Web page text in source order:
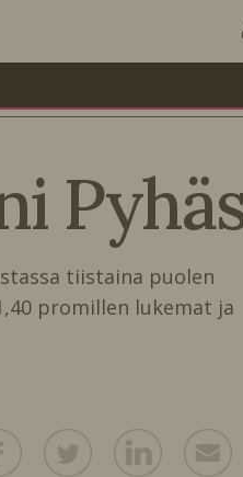
tiistaina puolen
promillen lukemat ja